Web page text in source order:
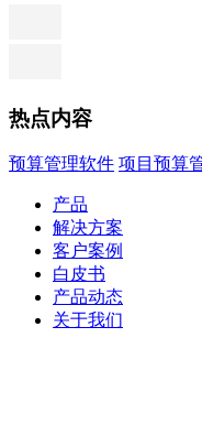
热点内容
预算管理软件 项目预算
产品
解决方案
客户案例
白皮书
产品动态
关于我们